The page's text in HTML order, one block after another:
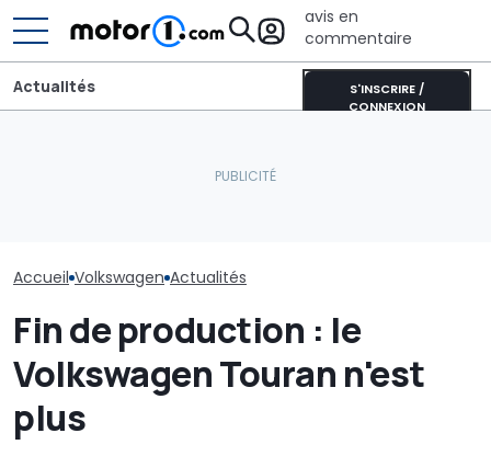
avis en
commentaire
S'INSCRIRE /
CONNEXION
Actualités
Accueil Volkswagen Actualités
Fin de production : le
Volkswagen Touran n'est
plus